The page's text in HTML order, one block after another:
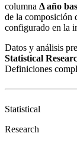
columna Δ año
de la composición
configurado en la
Datos y análisis
Statistical
Definiciones
Statistical
Research